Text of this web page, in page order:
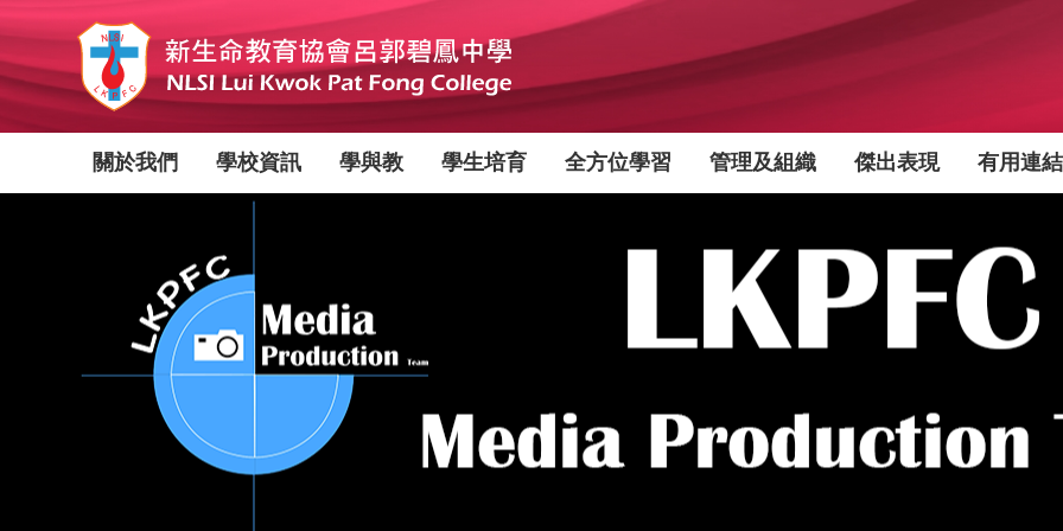
至
主
navigation
關於我們 學校資訊 學與教 學生培育 全方位學習 管理及組織 傑出表現 有用連結